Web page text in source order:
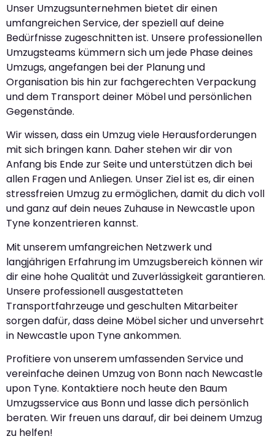
Unser Umzugsunternehmen bietet dir einen
umfangreichen Service, der speziell auf deine
Bedürfnisse zugeschnitten ist. Unsere professionellen
Umzugsteams kümmern sich um jede Phase deines
Umzugs, angefangen bei der Planung und
Organisation bis hin zur fachgerechten Verpackung
und dem Transport deiner Möbel und persönlichen
Gegenstände.
Wir wissen, dass ein Umzug viele Herausforderungen
mit sich bringen kann. Daher stehen wir dir von
Anfang bis Ende zur Seite und unterstützen dich bei
allen Fragen und Anliegen. Unser Ziel ist es, dir einen
stressfreien Umzug zu ermöglichen, damit du dich voll
und ganz auf dein neues Zuhause in Newcastle upon
Tyne konzentrieren kannst.
Mit unserem umfangreichen Netzwerk und
langjährigen Erfahrung im Umzugsbereich können wir
dir eine hohe Qualität und Zuverlässigkeit garantieren.
Unsere professionell ausgestatteten
Transportfahrzeuge und geschulten Mitarbeiter
sorgen dafür, dass deine Möbel sicher und unversehrt
in Newcastle upon Tyne ankommen.
Profitiere von unserem umfassenden Service und
vereinfache deinen Umzug von Bonn nach Newcastle
upon Tyne. Kontaktiere noch heute den Baum
Umzugsservice aus Bonn und lasse dich persönlich
beraten. Wir freuen uns darauf, dir bei deinem Umzug
zu helfen!